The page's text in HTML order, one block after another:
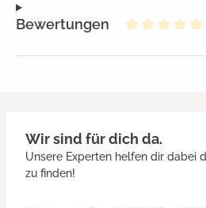
Bewertungen
Wir sind für dich da.
Unsere Experten helfen dir dabei
zu finden!